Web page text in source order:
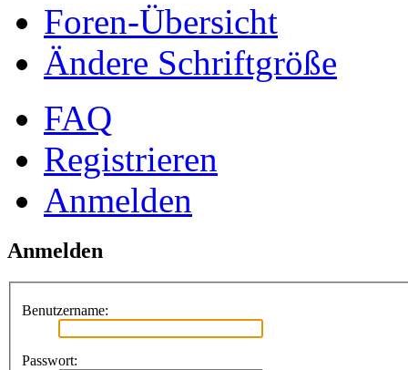
Foren-Übersicht
Ändere Schriftgröße
FAQ
Registrieren
Anmelden
Anmelden
Benutzername:
Passwort: